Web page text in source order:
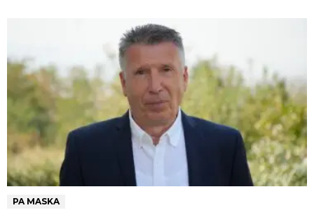
PA MASKA